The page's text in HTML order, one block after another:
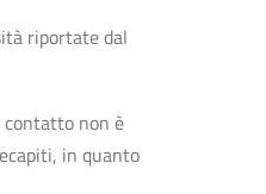
riportate dal
contatto non è
in quanto